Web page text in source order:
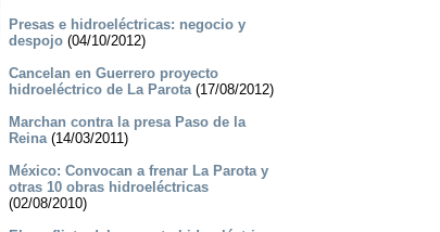
Presas e hidroeléctricas: negocio y
despojo(04/10/2012)
Cancelan en Guerrero proyecto
hidroeléctrico de La Parota(17/08/2012)
Marchan contra la presa Paso de la
Reina(14/03/2011)
México: Convocan a frenar La Parota y
otras 10 obras hidroeléctricas
(02/08/2010)